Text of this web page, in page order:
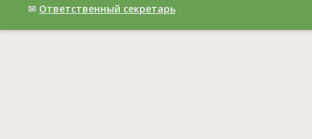
✉ Ответственный cекретарь